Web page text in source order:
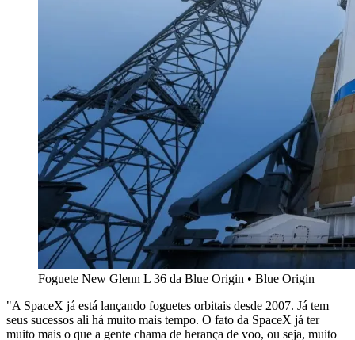
Foguete New Glenn L 36 da Blue Origin • Blue Origin
"A SpaceX já está lançando foguetes orbitais desde 2007. Já tem
seus sucessos ali há muito mais tempo. O fato da SpaceX já ter
muito mais o que a gente chama de herança de voo, ou seja, muito